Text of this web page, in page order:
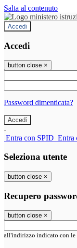
Salta al contenuto
Accedi
Accedi
button close ×
Password dimenticata?
-
Entra con SPID Entra
Seleziona utente
button close ×
Recupero
button close ×
all'indirizzo indicato con le